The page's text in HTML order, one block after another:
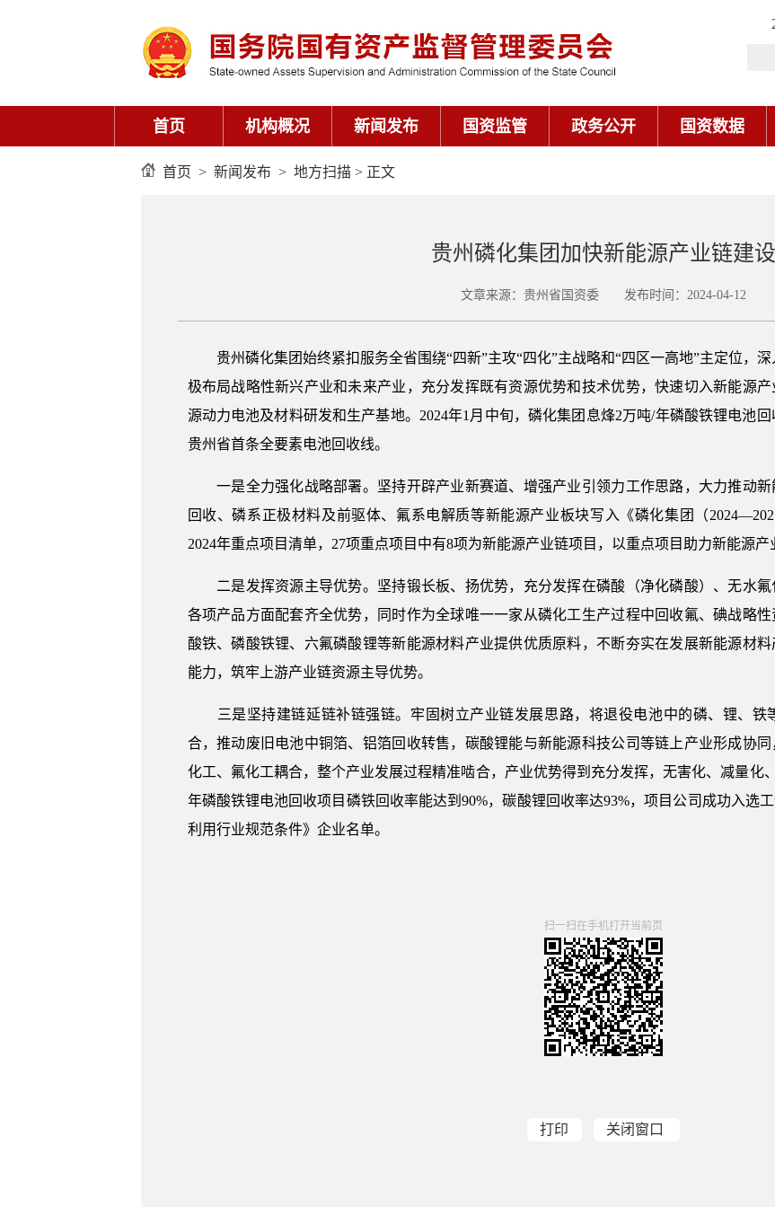
首页 机构概况 新闻发布 国资监管 政务公开 国资数据
首页 > 新闻发布 > 地方扫描 > 正文
贵州磷化集团加快新能源产业链建设
文章来源：贵州省国资委 发布时间：2024-04-12
贵州磷化集团始终紧扣服务全省围绕“四新”主攻“四化”主战略和“四区一高地”主定位，深
极布局战略性新兴产业和未来产业，充分发挥既有资源优势和技术优势，快速切入新能源
源动力电池及材料研发和生产基地。2024年1月中旬，磷化集团息烽2万吨/年磷酸铁锂电池
贵州省首条全要素电池回收线。
一是全力强化战略部署。坚持开辟产业新赛道、增强产业引领力工作思路，大力推动新
回收、磷系正极材料及前驱体、氟系电解质等新能源产业板块写入《磷化集团（
2024年重点项目清单，27项重点项目中有8项为新能源产业链项目，以重点项目助力新能源产
二是发挥资源主导优势。坚持锻长板、扬优势，充分发挥在磷酸（净化磷酸）、无水氟
各项产品方面配套齐全优势，同时作为全球唯一一家从磷化工生产过程中回收氟、碘战略
酸铁、磷酸铁锂、六氟磷酸锂等新能源材料产业提供优质原料，不断夯实在发展新能源材
能力，筑牢上游产业链资源主导优势。
三是坚持建链延链补链强链。牢固树立产业链发展思路，将退役电池中的磷、锂、铁
合，推动废旧电池中铜箔、铝箔回收转售，碳酸锂能与新能源科技公司等链上产业形成协
化工、氟化工耦合，整个产业发展过程精准啮合，产业优势得到充分发挥，无害化、减量化
年磷酸铁锂电池回收项目磷铁回收率能达到90%，碳酸锂回收率达93%，项目公司成功入选
利用行业规范条件》企业名单。
扫一扫在手机打开当前页
打印 关闭窗口